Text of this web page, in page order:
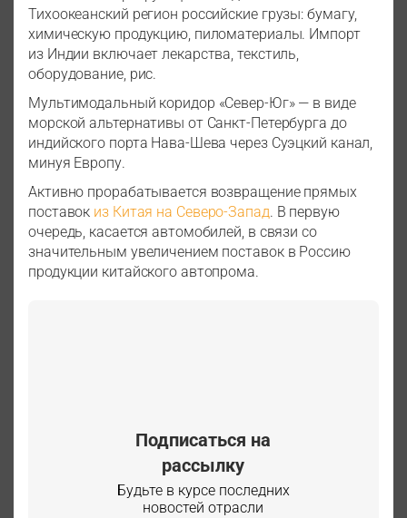
Тихоокеанский регион российские грузы: бумагу,
химическую продукцию, пиломатериалы. Импорт
из Индии включает лекарства, текстиль,
оборудование, рис.
Мультимодальный коридор «Север-Юг» — в виде
морской альтернативы от Санкт-Петербурга до
индийского порта Нава-Шева через Суэцкий канал,
минуя Европу.
Активно прорабатывается возвращение прямых
поставок из Китая на Северо-Запад. В первую
очередь, касается автомобилей, в связи со
значительным увеличением поставок в Россию
продукции китайского автопрома.
Подписаться на
рассылку
Будьте в курсе последних
новостей отрасли